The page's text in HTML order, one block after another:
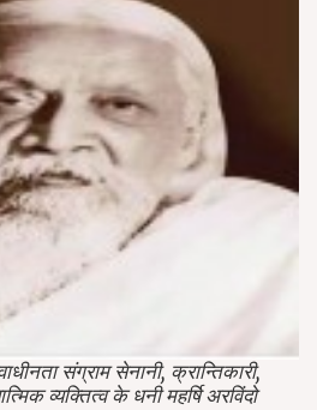
संग्राम सेनानी, क्रान्तिकारी,
व्यक्तित्व के धनी महर्षि अरविंदो